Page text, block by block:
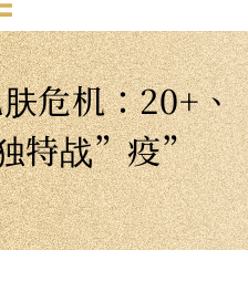
危机：20+、
特战”疫”